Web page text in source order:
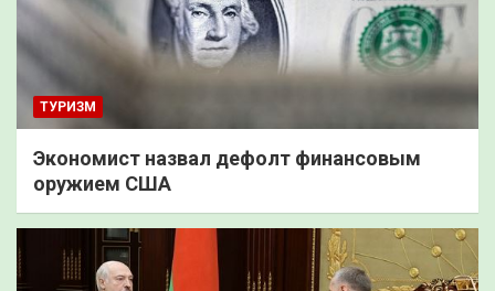
ТУРИЗМ
Экономист назвал дефолт финансовым
оружием США